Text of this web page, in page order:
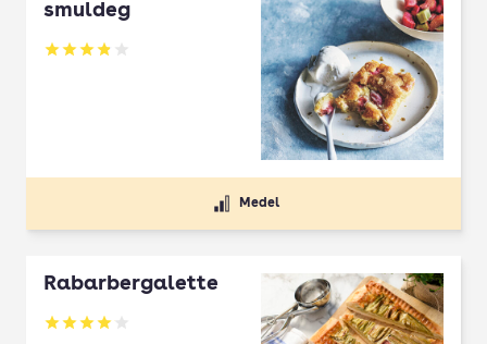
smuldeg
Betyg: 3.86 av 5
Medel
Rabarbergalette
Betyg: 4.08 av 5